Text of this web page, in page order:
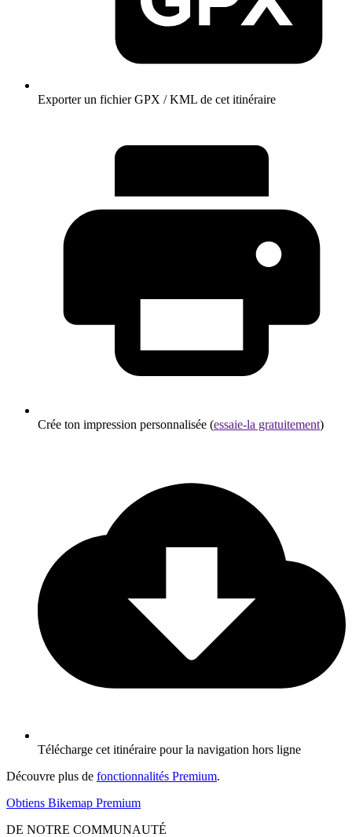
Exporter un fichier GPX / KML de cet itinéraire
Crée ton impression personnalisée (essaie-la gratuitement)
Télécharge cet itinéraire pour la navigation hors ligne
Découvre plus de fonctionnalités Premium.
Obtiens Bikemap Premium
DE NOTRE COMMUNAUTÉ